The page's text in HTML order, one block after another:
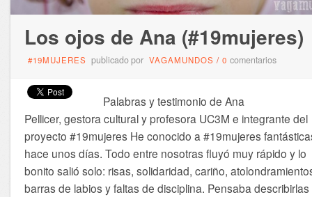
Los ojos de Ana (#19mujeres)
#19MUJERES publicado por VAGAMUNDOS / 0 comentarios
Palabras y testimonio de Ana
Pellicer, gestora cultural y profesora UC3M e integrante del
proyecto #19mujeres He conocido a #19mujeres
hace unos días. Todo entre nosotras fluyó muy rápido y lo
bonito salió solo: risas, solidaridad, cariño,
barras de labios y faltas de disciplina. Pensaba describirlas